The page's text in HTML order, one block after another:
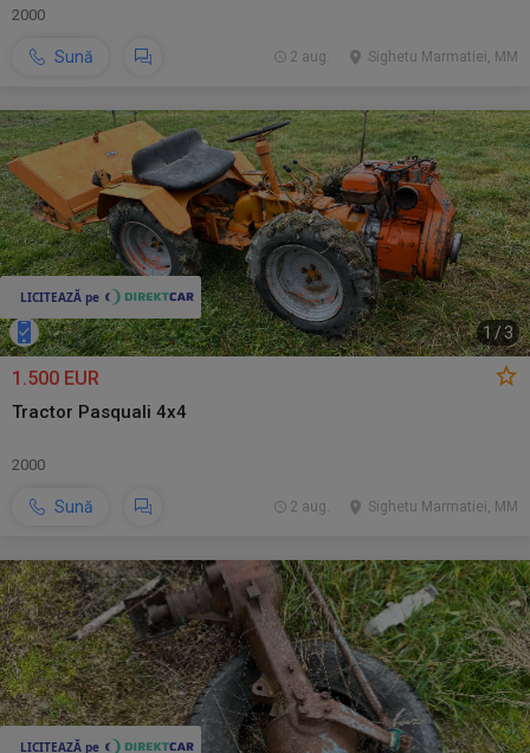
2000
Sună Sighetu Marmatiei, MM
2 aug.
1/3
1.500 EUR
Tractor Pasquali 4x4
2000
Sună Sighetu Marmatiei, MM
2 aug.